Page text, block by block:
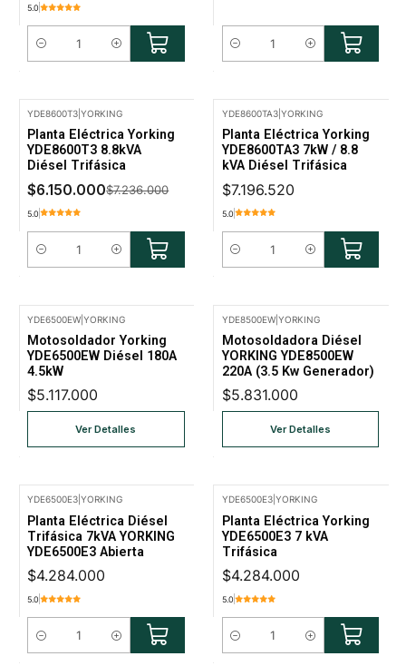
5.0
Cantidad Cantidad
YDE8600T3 |YORKING
Planta Eléctrica Yorking
YDE8600T3 8.8kVA
Diésel Trifásica
$6.150.000$7.236.000
5.0
Cantidad
YDE8600TA3| YORKING
Planta Eléctrica Yorking
YDE8600TA3 7kW / 8.8
kVA Diésel Trifásica
$7.196.520
5.0
Cantidad
YDE6500EW |YORKING
Motosoldador Yorking
YDE6500EW Diésel 180A
4.5kW
$5.117.000
Ver Detalles
YDE8500EW| YORKING
Motosoldadora Diésel
YORKING YDE8500EW
220A (3.5 Kw Generador)
$5.831.000
Ver Detalles
YDE6500E3 |YORKING
Planta Eléctrica Diésel
Trifásica 7kVA YORKING
YDE6500E3 Abierta
$4.284.000
5.0
Cantidad
YDE6500E3| YORKING
Planta Eléctrica Yorking
YDE6500E3 7 kVA
Trifásica
$4.284.000
5.0
Cantidad